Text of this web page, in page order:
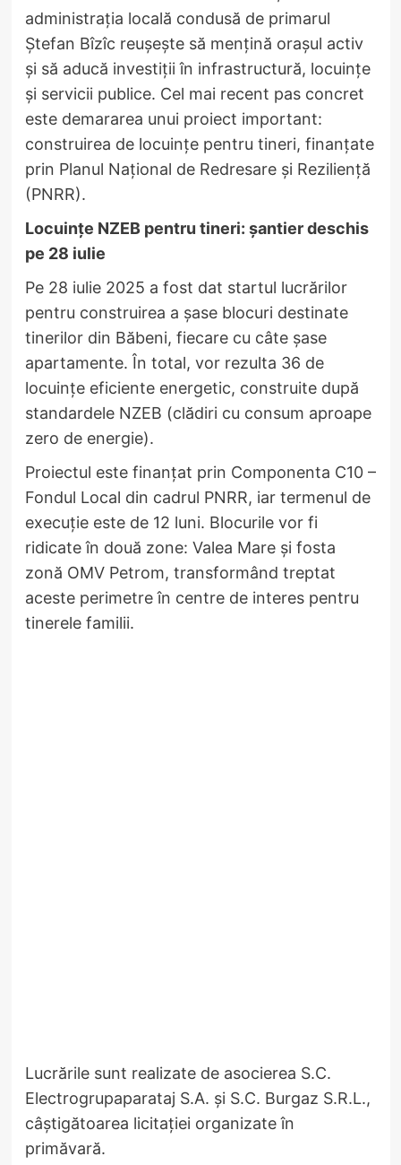
administrația locală condusă de primarul
Ștefan Bîzîc reușește să mențină orașul activ
și să aducă investiții în infrastructură, locuințe
și servicii publice. Cel mai recent pas concret
este demararea unui proiect important:
construirea de locuințe pentru tineri, finanțate
prin Planul Național de Redresare și Reziliență
(PNRR).
Locuințe NZEB pentru tineri: șantier deschis
pe 28 iulie
Pe 28 iulie 2025 a fost dat startul lucrărilor
pentru construirea a șase blocuri destinate
tinerilor din Băbeni, fiecare cu câte șase
apartamente. În total, vor rezulta 36 de
locuințe eficiente energetic, construite după
standardele NZEB (clădiri cu consum aproape
zero de energie).
Proiectul este finanțat prin Componenta C10 –
Fondul Local din cadrul PNRR, iar termenul de
execuție este de 12 luni. Blocurile vor fi
ridicate în două zone: Valea Mare și fosta
zonă OMV Petrom, transformând treptat
aceste perimetre în centre de interes pentru
tinerele familii.
Lucrările sunt realizate de asocierea S.C.
Electrogrupaparataj S.A. și S.C. Burgaz S.R.L.,
câștigătoarea licitației organizate în
primăvară.